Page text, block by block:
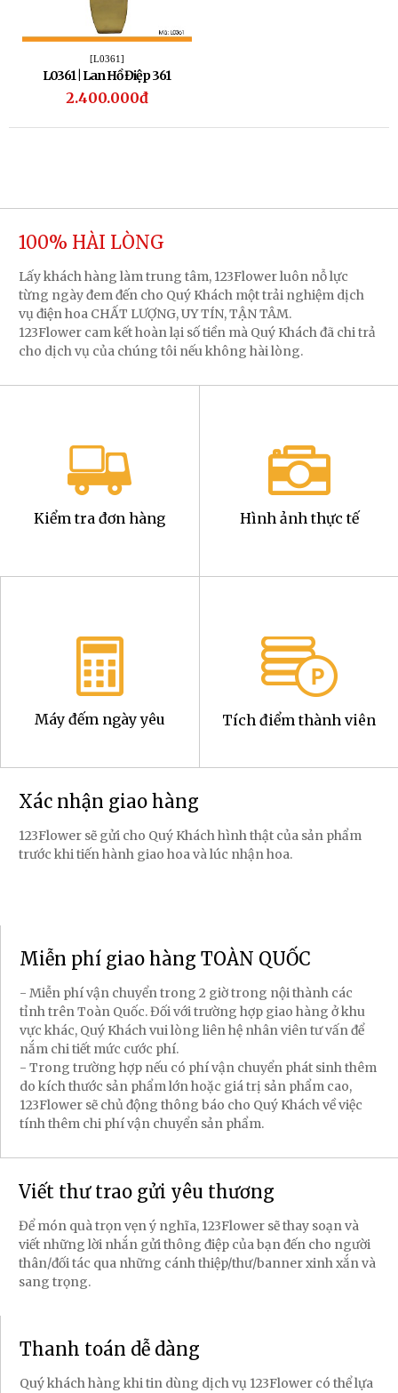
[L0361]
L0361 | Lan Hồ Điệp 361
2.400.000đ
100% HÀI LÒNG
Lấy khách hàng làm trung tâm, 123Flower luôn nỗ lực
từng ngày đem đến cho Quý Khách một trải nghiệm dịch
vụ điện hoa CHẤT LƯỢNG, UY TÍN, TẬN TÂM.
123Flower cam kết hoàn lại số tiền mà Quý Khách đã chi trả
cho dịch vụ của chúng tôi nếu không hài lòng.
Kiểm tra đơn hàng Hình ảnh thực tế
Máy đếm ngày yêu Tích điểm thành viên
Xác nhận giao hàng
123Flower sẽ gửi cho Quý Khách hình thật của sản phẩm
trước khi tiến hành giao hoa và lúc nhận hoa.
Miễn phí giao hàng TOÀN QUỐC
- Miễn phí vận chuyển trong 2 giờ trong nội thành các
tỉnh trên Toàn Quốc. Đối với trường hợp giao hàng ở khu
vực khác, Quý Khách vui lòng liên hệ nhân viên tư vấn để
nắm chi tiết mức cước phí.
- Trong trường hợp nếu có phí vận chuyển phát sinh thêm
do kích thước sản phẩm lớn hoặc giá trị sản phẩm cao,
123Flower sẽ chủ động thông báo cho Quý Khách về việc
tính thêm chi phí vận chuyển sản phẩm.
Viết thư trao gửi yêu thương
Để món quà trọn vẹn ý nghĩa, 123Flower sẽ thay soạn và
viết những lời nhắn gửi thông điệp của bạn đến cho người
thân/đối tác qua những cánh thiệp/thư/banner xinh xắn và
sang trọng.
Thanh toán dễ dàng
Quý khách hàng khi tin dùng dịch vụ 123Flower có thể lựa